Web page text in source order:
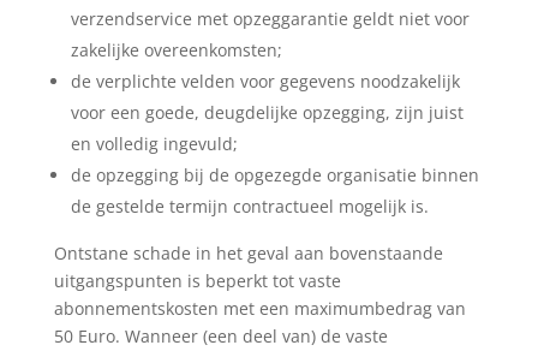
verzendservice met opzeggarantie geldt niet voor
zakelijke overeenkomsten;
de verplichte velden voor gegevens noodzakelijk
voor een goede, deugdelijke opzegging, zijn juist
en volledig ingevuld;
de opzegging bij de opgezegde organisatie binnen
de gestelde termijn contractueel mogelijk is.
Ontstane schade in het geval aan bovenstaande
uitgangspunten is beperkt tot vaste
abonnementskosten met een maximumbedrag van
50 Euro. Wanneer (een deel van) de vaste